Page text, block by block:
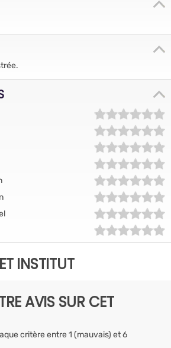
INSTITUT
AVIS SUR CET
critère entre 1 (mauvais) et 6